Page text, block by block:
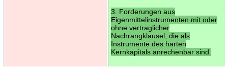
3. Forderungen aus
Eigenmittelinstrumenten mit oder
ohne vertraglicher
Nachrangklausel, die als
Instrumente des harten
Kernkapitals anrechenbar sind.